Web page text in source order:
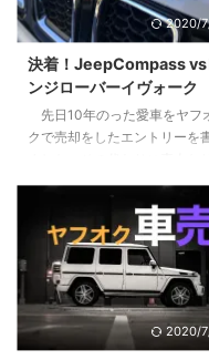
ょう。 目次1 PM理論でわかる
なたのリーダーシップ【まず
れだけは知っておこう】2 pM型
のあなたは、自己マン注意報3
Pm型のあなたは、無理にPM
さなくていいかも4 pm型のあ
た、大丈夫。これから楽しめ
ーとしての次の次元へ6 ご自
PM型を診断して ...
2020/
決着！JeepCompass vs
ンジローバーイヴォーク
先日10年のった愛車をヤフ
クで売却をしたエントリーを
で感想をお伝えします。 目次1
提、僕は車選びの素人です2 車
出不精な僕をアクティブにして
れた3 JeepCompassを選んだ
つの理由3.1 レンジローバー
ォークよりも大人なお顔3.2 安
×嗜好性の合うブランド×SUV
2020/